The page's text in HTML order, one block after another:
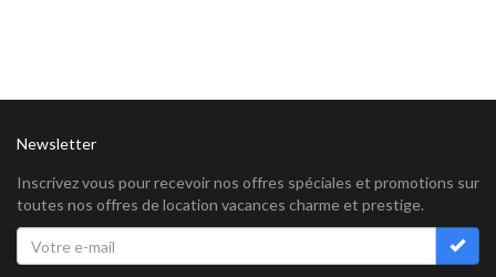
Newsletter
Inscrivez vous pour recevoir nos offres spéciales et promotions sur
toutes nos offres de location vacances charme et prestige.